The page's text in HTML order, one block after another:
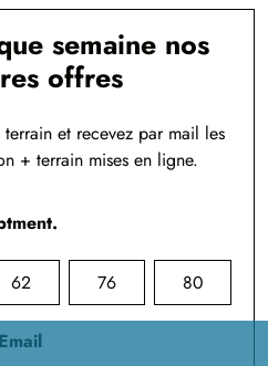
semaine nos
offres
terrain et recevez par mail les
+ terrain mises en ligne.
62 76 80
Email